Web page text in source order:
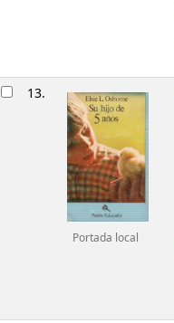
13.
Portada local